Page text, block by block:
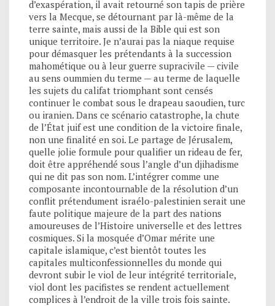
d’exaspération, il avait retourné son tapis de prière
vers la Mecque, se détournant par là-même de la
terre sainte, mais aussi de la Bible qui est son
unique territoire. Je n’aurai pas la niaque requise
pour démasquer les prétendants à la succession
mahométique ou à leur guerre supracivile — civile
au sens oummien du terme — au terme de laquelle
les sujets du califat triomphant sont censés
continuer le combat sous le drapeau saoudien, turc
ou iranien. Dans ce scénario catastrophe, la chute
de l’État juif est une condition de la victoire finale,
non une finalité en soi. Le partage de Jérusalem,
quelle jolie formule pour qualifier un rideau de fer,
doit être appréhendé sous l’angle d’un djihadisme
qui ne dit pas son nom. L’intégrer comme une
composante incontournable de la résolution d’un
conflit prétendument israélo-palestinien serait une
faute politique majeure de la part des nations
amoureuses de l’Histoire universelle et des lettres
cosmiques. Si la mosquée d’Omar mérite une
capitale islamique, c’est bientôt toutes les
capitales multiconfessionnelles du monde qui
devront subir le viol de leur intégrité territoriale,
viol dont les pacifistes se rendent actuellement
complices à l’endroit de la ville trois fois sainte.